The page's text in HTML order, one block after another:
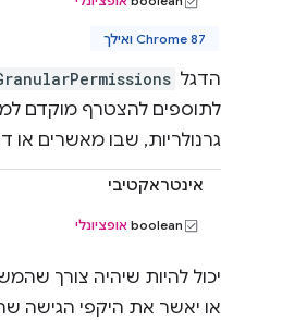
Chrome 87 ואילך
הדגל
לתוספים להצטרף מוקדם
גרנולריות, שבו מאשרים
אינטראקטיבי
boolean אופציונלי
או יאשר את היקפי הגישה